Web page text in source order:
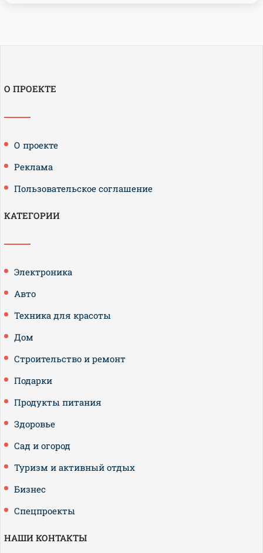
О ПРОЕКТЕ
О проекте
Реклама
Пользовательское соглашение
КАТЕГОРИИ
Электроника
Авто
Техника для красоты
Дом
Строительство и ремонт
Подарки
Продукты питания
Здоровье
Сад и огород
Туризм и активный отдых
Бизнес
Спецпроекты
НАШИ КОНТАКТЫ